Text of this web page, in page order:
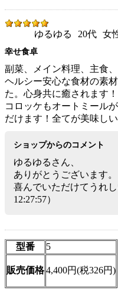
ゆるゆる 20代 女
幸せ食卓
副菜、メイン料理、主食
ヘルシー安心な食材の素
た。心身共に癒されます！
コロッケもオートミール
だけます！全てが美味しい
ショップからのコメント
ゆるゆるさん、
ありがとうございます。
喜んでいただけてうれ
12:27:57）
型番 5
販売価格4,400円(税326円)